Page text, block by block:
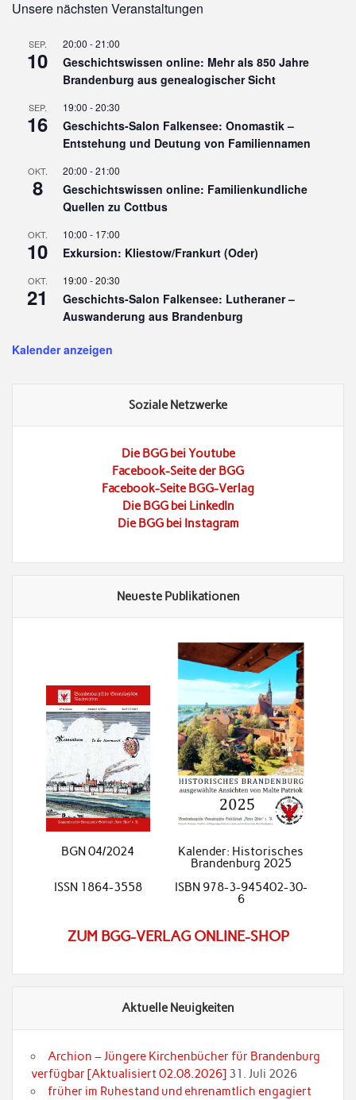
Unsere nächsten Veranstaltungen
SEP.
10
20:00 -21:00
Geschichtswissen online: Mehr als 850 Jahre
Brandenburg aus genealogischer Sicht
SEP.
16
19:00 -20:30
Geschichts-Salon Falkensee: Onomastik –
Entstehung und Deutung von Familiennamen
OKT.
8
20:00 -21:00
Geschichtswissen online: Familienkundliche
Quellen zu Cottbus
OKT.
10
10:00 - 17:00
Exkursion: Kliestow/Frankurt (Oder)
OKT.
21
19:00 -20:30
Geschichts-Salon Falkensee: Lutheraner –
Auswanderung aus Brandenburg
Kalender anzeigen
Soziale Netzwerke
Die BGG bei Youtube
Facebook-Seite der BGG
Facebook-Seite BGG-Verlag
Die BGG bei LinkedIn
Die BGG bei Instagram
Neueste Publikationen
BGN 04/2024
Kalender: Historisches
Brandenburg 2025
ISSN 1864-3558
ISBN 978-3-945402-30-
6
ZUM BGG-VERLAG ONLINE-SHOP
Aktuelle Neuigkeiten
Archion – Jüngere Kirchenbücher für Brandenburg
verfügbar [Aktualisiert 02.08.2026] 31. Juli 2026
früher im Ruhestand und ehrenamtlich engagiert